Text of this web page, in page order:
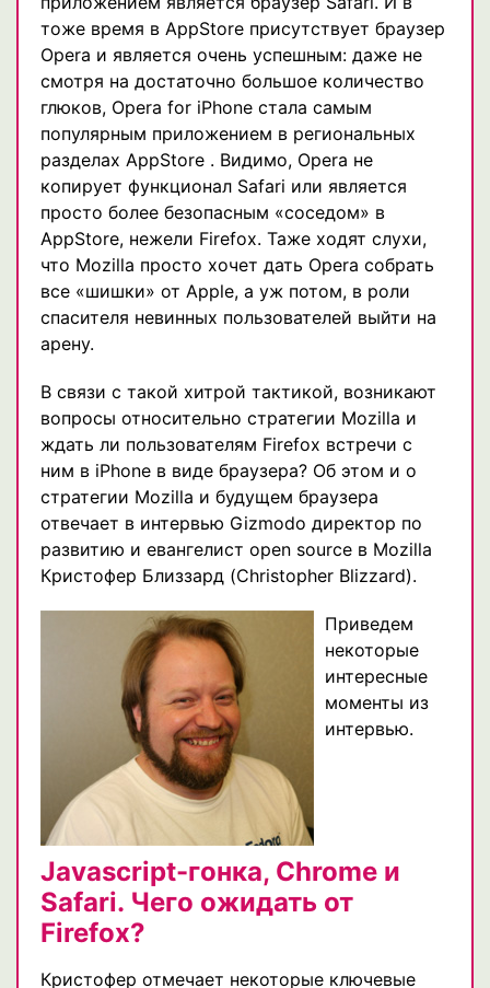
тоже время в AppStore присутствует браузер
Opera и является очень успешным: даже не
смотря на достаточно большое количество
глюков, Opera for iPhone стала самым
популярным приложением в региональных
разделах AppStore . Видимо, Opera не
копирует функционал Safari или является
просто более безопасным «соседом» в
AppStore, нежели Firefox. Таже ходят слухи,
что Mozilla просто хочет дать Opera собрать
все «шишки» от Apple, а уж потом, в роли
спасителя невинных пользователей выйти на
арену.
В связи с такой хитрой тактикой, возникают
вопросы относительно стратегии Mozilla и
ждать ли пользователям Firefox встречи с
ним в iPhone в виде браузера? Об этом и о
стратегии Mozilla и будущем браузера
отвечает в интервью Gizmodo директор по
развитию и евангелист open source в Mozilla
Кристофер Близзард (Christopher Blizzard).
Приведем
некоторые
интересные
моменты из
интервью.
Javascript-гонка, Chrome и
Safari. Чего ожидать от
Firefox?
Кристофер отмечает некоторые ключевые